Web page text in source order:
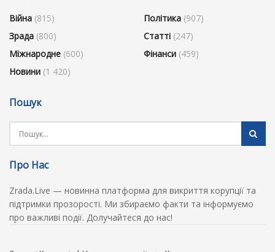
Війна (815)
Зрада (800)
Міжнародне (600)
Новини (1 420)
Політика (907)
Статті (247)
Фінанси (459)
Пошук
Про Нас
Zrada.Live — новинна платформа для викриття корупції та
підтримки прозорості. Ми збираємо факти та інформуємо
про важливі події. Долучайтеся до нас!